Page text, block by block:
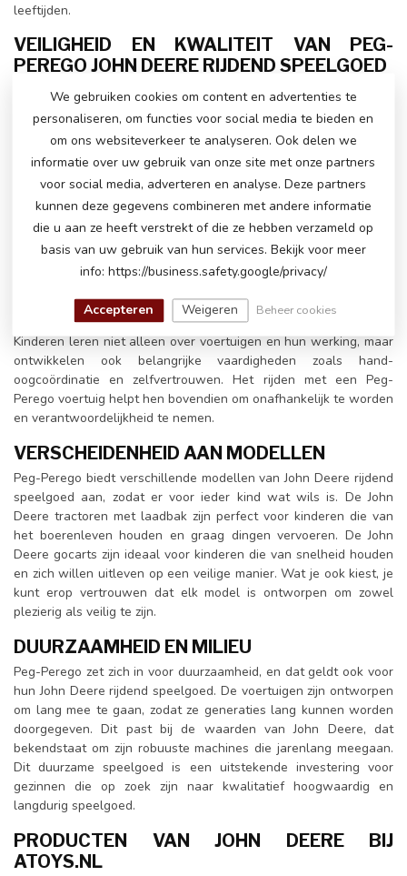
leeftijden.
VEILIGHEID EN KWALITEIT VAN PEG-
PEREGO JOHN DEERE RIJDEND SPEELGOED
Veiligheid staat altijd voorop bij Peg-Perego. Het speelgoed is
gemaakt van duurzame materialen die bestand zijn tegen
intensief gebruik, en alle voertuigen zijn uitgerust met
geavanceerde veiligheidskenmerken. De John Deere rijdende
voertuigen van Peg-Perego hebben stevige wielen, stabiele
constructies en gemakkelijk te bedienen pedaalsystemen. Ook
zijn de voertuigen uitgerust met tractiebanden, zodat kinderen
gemakkelijk op verschillende ondergronden kunnen rijden, van
gras tot zand.
LEERZAAM EN LEUK
Naast het plezier dat kinderen hebben bij het rijden met hun John
Deere speelgoedvoertuig, biedt het ook educatieve voordelen.
Kinderen leren niet alleen over voertuigen en hun werking, maar
ontwikkelen ook belangrijke vaardigheden zoals hand-
oogcoördinatie en zelfvertrouwen. Het rijden met een Peg-
Perego voertuig helpt hen bovendien om onafhankelijk te worden
en verantwoordelijkheid te nemen.
VERSCHEIDENHEID AAN MODELLEN
Peg-Perego biedt verschillende modellen van John Deere rijdend
speelgoed aan, zodat er voor ieder kind wat wils is. De John
Deere tractoren met laadbak zijn perfect voor kinderen die van
het boerenleven houden en graag dingen vervoeren. De John
Deere gocarts zijn ideaal voor kinderen die van snelheid houden
en zich willen uitleven op een veilige manier. Wat je ook kiest, je
kunt erop vertrouwen dat elk model is ontworpen om zowel
plezierig als veilig te zijn.
DUURZAAMHEID EN MILIEU
Peg-Perego zet zich in voor duurzaamheid, en dat geldt ook voor
hun John Deere rijdend speelgoed. De voertuigen zijn ontworpen
om lang mee te gaan, zodat ze generaties lang kunnen worden
doorgegeven. Dit past bij de waarden van John Deere, dat
bekendstaat om zijn robuuste machines die jarenlang meegaan.
Dit duurzame speelgoed is een uitstekende investering voor
gezinnen die op zoek zijn naar kwalitatief hoogwaardig en
langdurig speelgoed.
PRODUCTEN VAN JOHN DEERE BIJ
ATOYS.NL
We gebruiken cookies om content en advertenties te
personaliseren, om functies voor social media te bieden en
om ons websiteverkeer te analyseren. Ook delen we
informatie over uw gebruik van onze site met onze partners
voor social media, adverteren en analyse. Deze partners
kunnen deze gegevens combineren met andere informatie
die u aan ze heeft verstrekt of die ze hebben verzameld op
basis van uw gebruik van hun services. Bekijk voor meer
info: https://business.safety.google/privacy/
Accepteren Weigeren Beheer cookies